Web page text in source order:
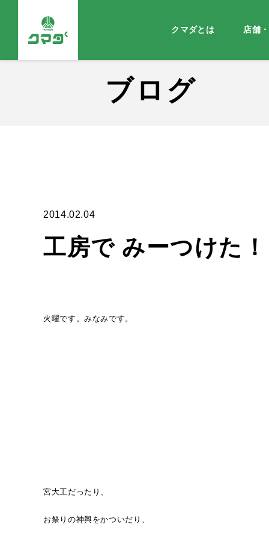
クマダとは 店舗
ブログ
2014.02.04
工房で みーつけた
火曜です。みなみです。
宮大工だったり、
お祭りの神輿をかついだり、